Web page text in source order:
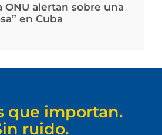
ONU alertan sobre una
en Cuba
que importan.
ruido.